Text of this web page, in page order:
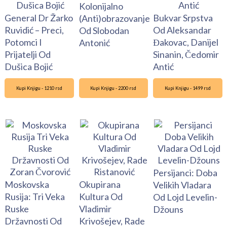
General Dr Žarko
Ruvidić – Preci,
Potomci I
Prijatelji Od
Dušica Bojić
Kolonijalno
(Anti)obrazovanje
Od Slobodan
Antonić
Bukvar Srpstva
Od Aleksandar
Đakovac, Danijel
Sinanin, Čedomir
Antić
Kupi Knjigu - 1210 rsd
Moskovska
Rusija: Tri Veka
Ruske
Državnosti Od
Kupi Knjigu - 2200 rsd
Okupirana
Kultura Od
Vladimir
Krivošejev, Rade
Kupi Knjigu - 1499 rsd
Persijanci: Doba
Velikih Vladara
Od Lojd Levelin-
Džouns